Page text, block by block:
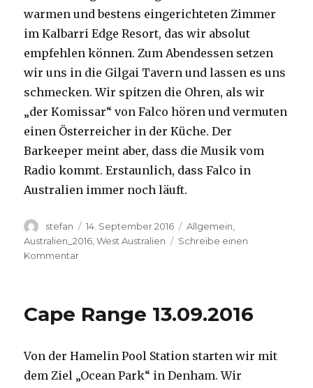
warmen und bestens eingerichteten Zimmer
im Kalbarri Edge Resort, das wir absolut
empfehlen können. Zum Abendessen setzen
wir uns in die Gilgai Tavern und lassen es uns
schmecken. Wir spitzen die Ohren, als wir
„der Komissar“ von Falco hören und vermuten
einen Österreicher in der Küche. Der
Barkeeper meint aber, dass die Musik vom
Radio kommt. Erstaunlich, dass Falco in
Australien immer noch läuft.
Autor
stefan
Veröffentlicht
am
14. September 2016 Kategorien
Allgemein
Australien_2016 ,West Australien
Schreibe einen
Kommentarzu
Cape Range 13.09.2016
Von der Hamelin Pool Station starten wir mit
dem Ziel „Ocean Park“ in Denham. Wir